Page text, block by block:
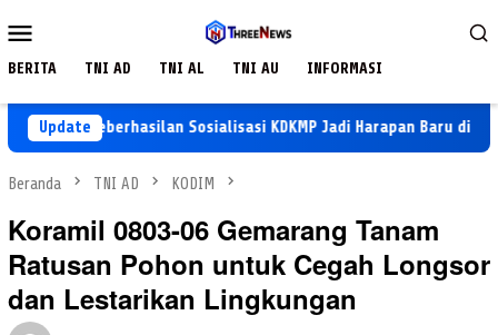
ke
Mobile
BERITA TNI AD TNI AL TNI AU INFORMASI
Update
Keberhasilan Sosialisasi KDKMP Jadi Harapan Baru di Desa
Beranda TNI AD KODIM
Koramil 0803-06 Gemarang Tanam
Ratusan Pohon untuk Cegah Longsor
dan Lestarikan Lingkungan